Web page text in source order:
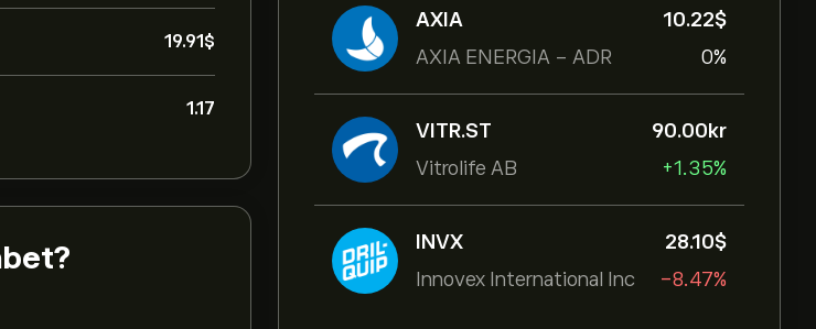
AXIA
AXIA ENERGIA - ADR
10.22‎$‎
0%
VITR.ST
Vitrolife AB
90.00‎kr‎
+1.35%
INVX
Innovex International Inc
28.10‎$‎
-8.47%
19.91‎$‎
1.17